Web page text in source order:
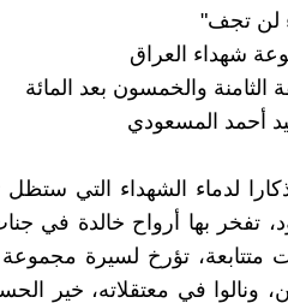
لن تجف"
شهداء العراق
الثامنة والخمسون بعد المائة
أحمد المسعودي
لدماء الشهداء التي
تفخر بها أرواح خالدة في
متتابعة، تؤرخ لسيرة مجموعة
ونالوا في معتقلاته، خير